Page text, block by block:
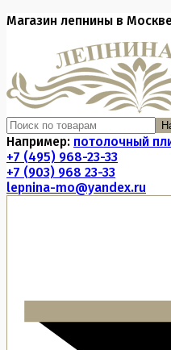
Магазин лепнины в
Например: потолочный
+7 (495) 968-23-33
+7 (903) 968 23-33
lepnina-mo@yandex.ru